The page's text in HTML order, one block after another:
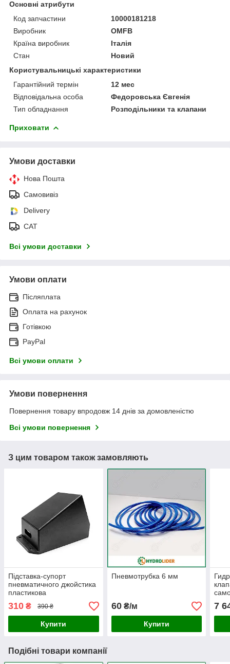
Основні атрибути
Код запчастини
10000181218
Виробник
OMFB
Країна виробник
Італія
Стан
Новий
Користувальницькі характеристики
Гарантійний термін
12 мес
Відповідальна особа
Федоровська Євгенія
Тип обладнання
Розподільники та клапани
Приховати
Умови доставки
Нова Пошта
Самовивіз
Delivery
САТ
Всі умови доставки
Умови оплати
Післяплата
Оплата на рахунок
Готівкою
PayPal
Всі умови оплати
Умови повернення
Повернення товару впродовж 14 днів за домовленістю
Всі умови повернення
З цим товаром також замовляють
Підставка-супорт
пневматичного джойстика
пластикова
310 ₴ 390 ₴
Купити
Пневмотрубка 6 мм
60₴/м
Купити
7
Подібні товари компанії